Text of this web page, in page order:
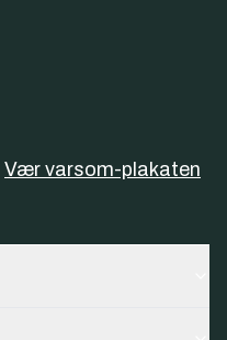
Vær varsom-plakaten